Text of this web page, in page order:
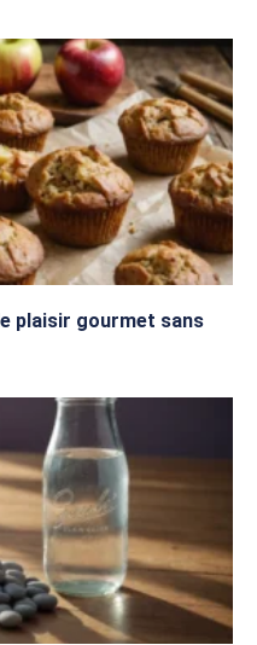
plaisir gourmet sans